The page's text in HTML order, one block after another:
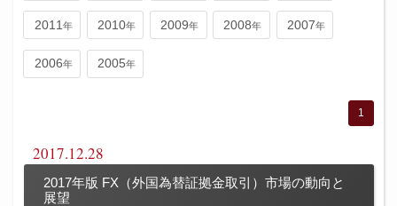
2011 2010 2009 2008 2007
2006 2005
1
2017.12.28
2017年版 FX（外国為替証拠金取引）市場の動向と
展望